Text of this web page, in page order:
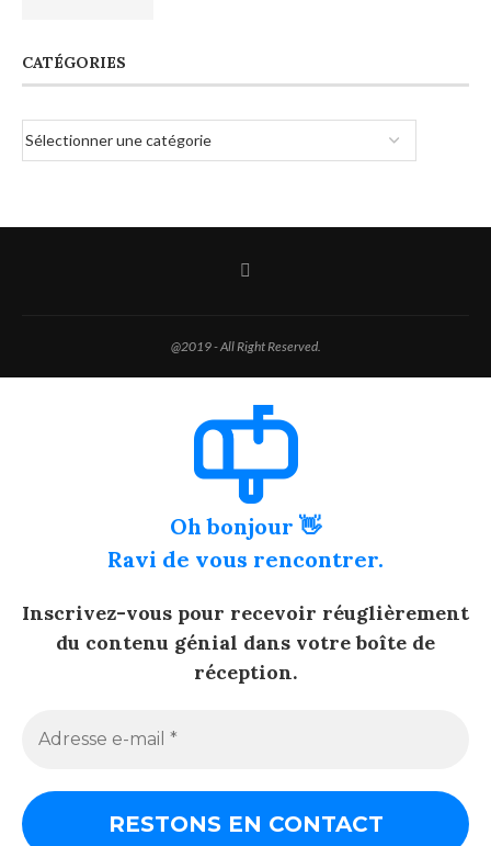
CATÉGORIES
@2019 - All Right Reserved.
Oh bonjour 👋
Ravi de vous rencontrer.
Inscrivez-vous pour recevoir réuglièrement
du contenu génial dans votre boîte de
réception.